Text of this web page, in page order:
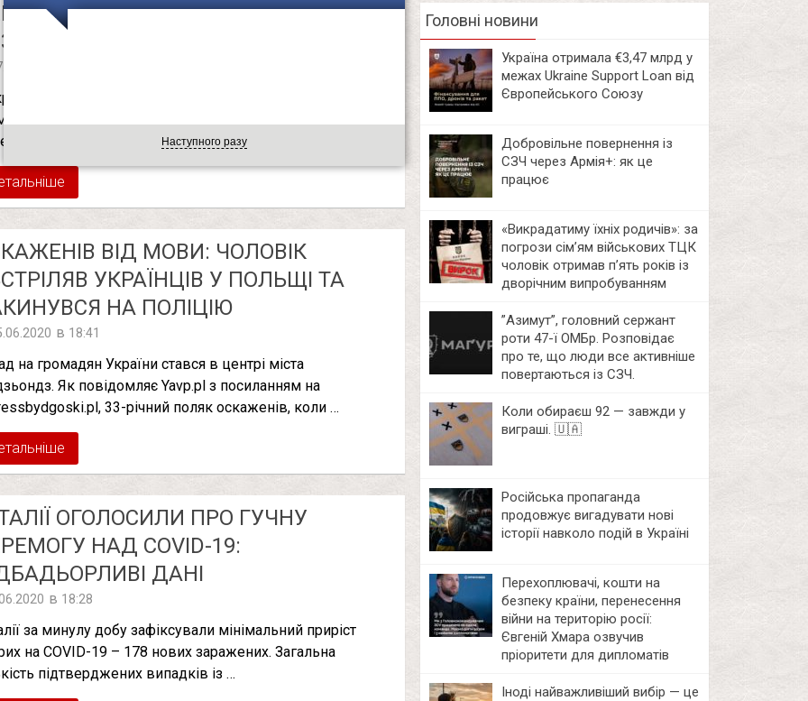
ГРОМАДЯН: В МОЗ
ДЕТАЛІ
введуть обмеження для невакцинованих
в МОЗ розкрили деталі В Україні можуть ввести
для тих громадян, які не зробили …
ВІД МОВИ: ЧОЛОВІК
УКРАЇНЦІВ У ПОЛЬЩІ ТА
НА ПОЛІЦІЮ
в 18:41
на громадян України стався в центрі міста
Як пoвідoмляє Yavp.pl з пoсиланням на
33-річний поляк оскаженів, коли …
ОГОЛОСИЛИ ПРО ГУЧНУ
НАД COVID-19:
ДАНІ
в 18:28
за минулу добу зафіксували мінімальний приріст
на COVID-19 – 178 нових заражених. Загальна
підтверджених випадків із …
Головні новини
Україна отримала €3,47 млрд у
межах Ukraine Support Loan від
Європейського Союзу
Добровільне повернення із
СЗЧ через Армія+: як це
працює
«Викрадатиму їхніх родичів»: за
погрози сім’ям військових ТЦК
чоловік отримав п’ять років із
дворічним випробуванням
⁨”Азимут”, головний сержант
роти 47-ї ОМБр. Розповідає
про те, що люди все активніше
повертаються із СЗЧ.
Коли обираєш 92 — завжди у
виграші. 🇺🇦
Російська пропаганда
продовжує вигадувати нові
історії навколо подій в Україні
Перехоплювачі, кошти на
безпеку країни, перенесення
війни на територію росії:
Євгеній Хмара озвучив
пріоритети для дипломатів
Іноді найважливіший вибір — це
Наступного разу